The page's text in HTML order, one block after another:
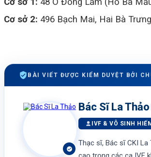
Cơ sở 2: 496 Bạch Mai, Hai Bà
BÀI VIẾT ĐƯỢC KIỂM DUYỆT BỞI
Bác Sĩ La Thảo
IVF & VÔ SINH
Thạc sĩ, Bác sĩ CKI